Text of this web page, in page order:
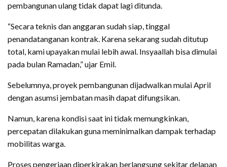
pembangunan ulang tidak dapat lagi ditunda.
“Secara teknis dan anggaran sudah siap, tinggal
penandatanganan kontrak. Karena sekarang sudah ditutup
total, kami upayakan mulai lebih awal. Insyaallah bisa dimulai
pada bulan Ramadan,” ujar Emil.
Sebelumnya, proyek pembangunan dijadwalkan mulai April
dengan asumsi jembatan masih dapat difungsikan.
Namun, karena kondisi saat ini tidak memungkinkan,
percepatan dilakukan guna meminimalkan dampak terhadap
mobilitas warga.
Proses pengerjaan diperkirakan berlangsung sekitar delapan